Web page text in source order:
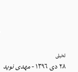
تخیلی
٢٨ دی ١٣٩٦ -مهدی نوید